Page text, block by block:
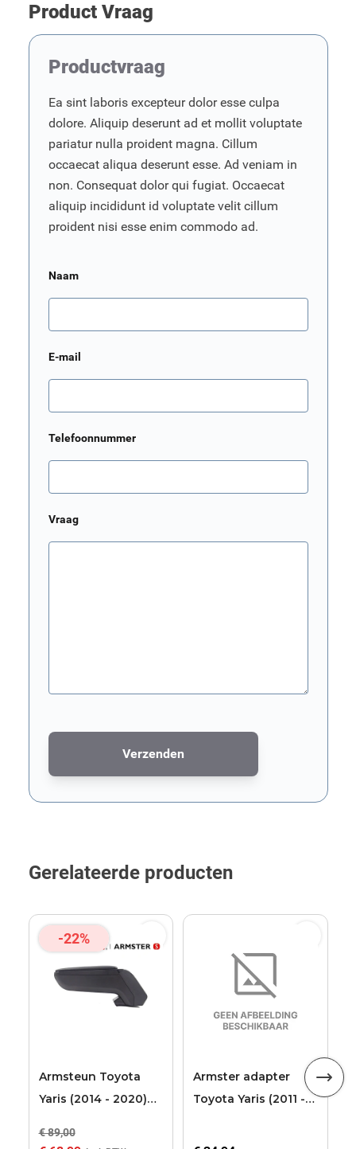
Product Vraag
Productvraag
Ea sint laboris excepteur dolor esse culpa
dolore. Aliquip deserunt ad et mollit voluptate
pariatur nulla proident magna. Cillum
occaecat aliqua deserunt esse. Ad veniam in
non. Consequat dolor qui fugiat. Occaecat
aliquip incididunt id voluptate velit cillum
proident nisi esse enim commodo ad.
Naam
E-mail
Telefoonnummer
Vraag
Verzenden
Dit formulier wordt beschermd door reCAPTCHA. Het
Gerelateerde producten
-22%
Armsteun Toyota
Yaris (2014 - 2020)
€ 89,00
Armster adapter
Toyota Yaris (2011 -